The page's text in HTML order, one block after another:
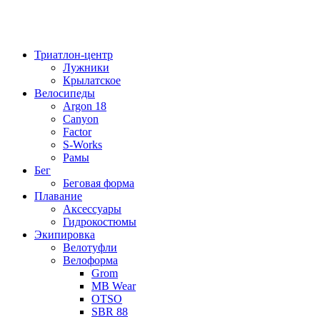
Триатлон-центр
Лужники
Крылатское
Велосипеды
Argon 18
Canyon
Factor
S-Works
Рамы
Бег
Беговая форма
Плавание
Аксессуары
Гидрокостюмы
Экипировка
Велотуфли
Велоформа
Grom
MB Wear
OTSO
SBR 88